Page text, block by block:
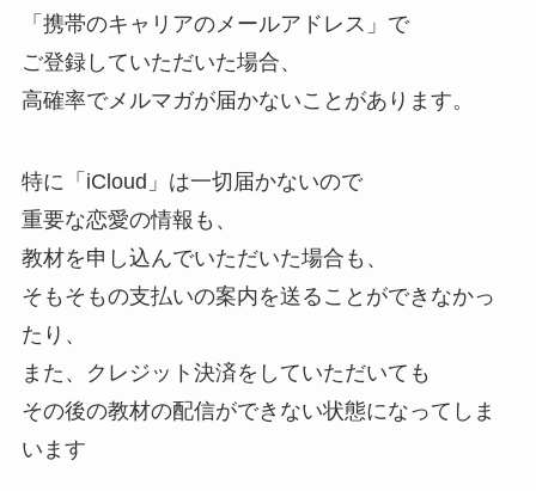
「携帯のキャリアのメールアドレス」で
ご登録していただいた場合、
高確率でメルマガが届かないことがあります。
特に「iCloud」は一切届かないので
重要な恋愛の情報も、
教材を申し込んでいただいた場合も、
そもそもの支払いの案内を送ることができなかっ
たり、
また、クレジット決済をしていただいても
その後の教材の配信ができない状態になってしま
います